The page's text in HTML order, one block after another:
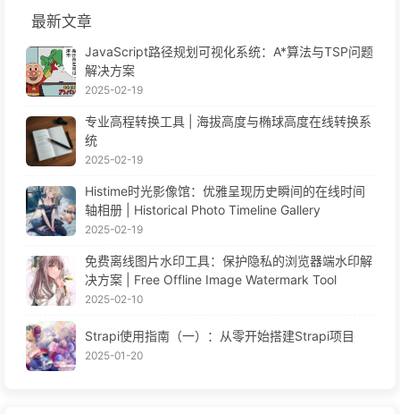
最新文章
JavaScript路径规划可视化系统：A*算法与TSP问题
解决方案
2025-02-19
专业高程转换工具 | 海拔高度与椭球高度在线转换系
统
2025-02-19
Histime时光影像馆：优雅呈现历史瞬间的在线时间
轴相册 | Historical Photo Timeline Gallery
2025-02-19
免费离线图片水印工具：保护隐私的浏览器端水印解
决方案 | Free Offline Image Watermark Tool
2025-02-10
Strapi使用指南（一）：从零开始搭建Strapi项目
2025-01-20